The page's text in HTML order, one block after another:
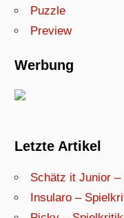
Puzzle
Preview
Werbung
Letzte Artikel
Schätz it Junior
Insularo –